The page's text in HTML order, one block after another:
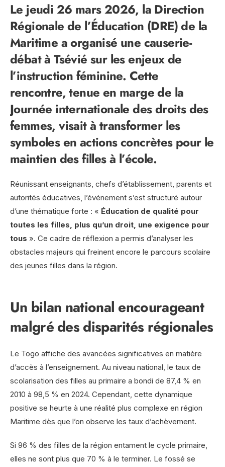
Le jeudi 26 mars 2026, la Direction
Régionale de l’Éducation (DRE) de la
Maritime a organisé une causerie-
débat à Tsévié sur les enjeux de
l’instruction féminine. Cette
rencontre, tenue en marge de la
Journée internationale des droits des
femmes, visait à transformer les
symboles en actions concrètes pour le
maintien des filles à l’école.
Réunissant enseignants, chefs d’établissement, parents et
autorités éducatives, l’événement s’est structuré autour
d’une thématique forte : « Éducation de qualité pour
toutes les filles, plus qu’un droit, une exigence pour
tous ». Ce cadre de réflexion a permis d’analyser les
obstacles majeurs qui freinent encore le parcours scolaire
des jeunes filles dans la région.
Un bilan national encourageant
malgré des disparités régionales
Le Togo affiche des avancées significatives en matière
d’accès à l’enseignement. Au niveau national, le taux de
scolarisation des filles au primaire a bondi de 87,4 % en
2010 à 98,5 % en 2024. Cependant, cette dynamique
positive se heurte à une réalité plus complexe en région
Maritime dès que l’on observe les taux d’achèvement.
Si 96 % des filles de la région entament le cycle primaire,
elles ne sont plus que 70 % à le terminer. Le fossé se